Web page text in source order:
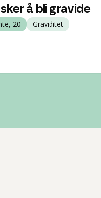
å bli gravide
20 Graviditet